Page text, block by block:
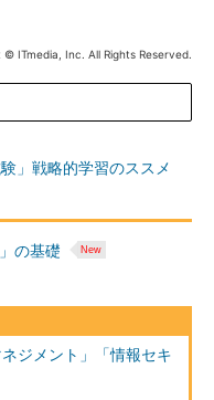
の施策をリスクコントロ
的に解決する施策をリス
ち、損害が発生し
錠を行う等）
すること（火災対
ITmedia, Inc. All Rights Reserved.
」戦略的学習のススメ
の基礎
ジメント」「情報セキ